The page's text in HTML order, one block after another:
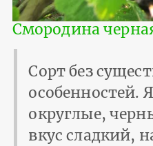
Смородина
Сорт без
особенностей.
округлые,
вкус сладкий,